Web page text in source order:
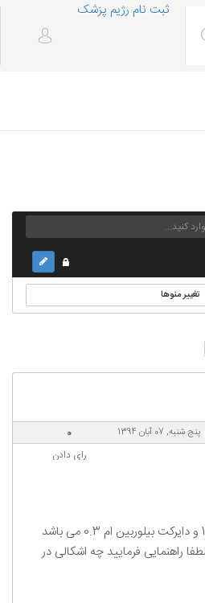
ثبت نام رژیم پزشک
تغییر منوها
0
رای دادن
پنج شنبه, 07 آبان 1394
توتال بیلوربین خون بنده 1.8 و دایرکت بیلوربین ام 0.3 می باشد
لطفا راهنمایی فرمایید چه اشکالی در